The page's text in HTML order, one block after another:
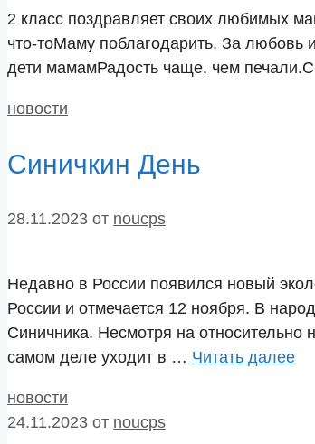
2 класс поздравляет своих любимых
что-тоМаму поблагодарить. За любовь
дети мамамРадость чаще, чем
Рубрики
новости
Синичкин День
28.11.2023 от noucps
Недавно в России появился новый
России и отмечается 12 ноября. В
Синичника. Несмотря на относительно
самом деле уходит в … Читать далее
Рубрики
новости
24.11.2023 от noucps